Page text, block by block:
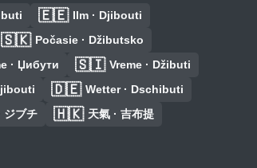
🇪🇪 Ilm · Djibouti
🇸🇰 Počasie · Džibutsko
· Џибути 🇸🇮 Vreme · Džibuti
🇩🇪 Wetter · Dschibuti
ジブチ 🇭🇰 天氣 · 吉布提